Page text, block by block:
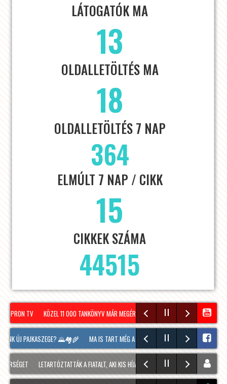
LÁTOGATÓK MA
13
OLDALLETÖLTÉS MA
18
OLDALLETÖLTÉS 7 NAP
364
ELMÚLT 7 NAP / CIKK
15
CIKKEK SZÁMA
44515
TV KÖZEL 11 000 TANKÖNYV MÁR MEGÉRKEZETT SOPRONBA A KÖVETKEZŐ
ÚJ PAJKASZEGE? 🌄🏘️🌾 MA IS TART MÉG A SOPRONI BORÜNNEP, 20 ÓRAKOR A
LETARTÓZTATTÁK A FIATALT, AKI KIS HÍJÁN MEGÖLT EGY 28 ÉVES FÉRFIT